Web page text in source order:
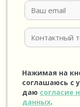
Нажимая на
соглашаюсь с
даю согласие
данных.